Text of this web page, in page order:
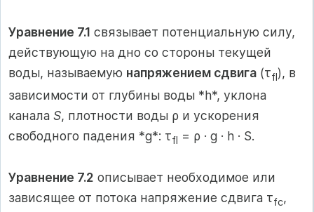
Уравнение 7.1 связывает потенциальную силу,
действующую на дно со стороны текущей
воды, называемую напряжением сдвига (τfl), в
зависимости от глубины воды *h*, уклона
канала S, плотности воды ρ и ускорения
свободного падения *g*: τfl = ρ · g · h · S.
Уравнение 7.2 описывает необходимое или
зависящее от потока напряжение сдвига τfc,